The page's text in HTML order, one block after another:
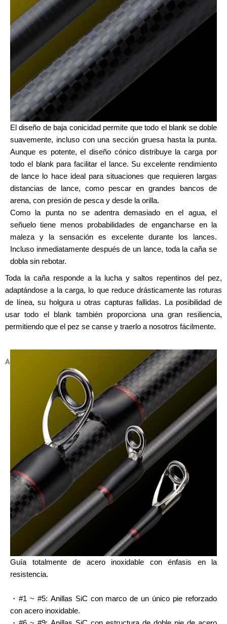
El diseño de baja conicidad permite que todo el blank se doble
suavemente, incluso con una sección gruesa hasta la punta.
Aunque es potente, el diseño cónico distribuye la carga por
todo el blank para facilitar el lance. Su excelente rendimiento
de lance lo hace ideal para situaciones que requieren largas
distancias de lance, como pescar en grandes bancos de
arena, con presión de pesca y desde la orilla.
Como la punta no se adentra demasiado en el agua, el
señuelo tiene menos probabilidades de engancharse en la
maleza y la sensación es excelente durante los lances.
Incluso inmediatamente después de un lance, toda la caña se
dobla sin rebotar.
Toda la caña responde a la lucha y saltos repentinos del pez,
adaptándose a la carga, lo que reduce drásticamente las roturas
de línea, su holgura u otras capturas fallidas. La posibilidad de
usar todo el blank también proporciona una gran resiliencia,
permitiendo que el pez se canse y traerlo a nosotros fácilmente.
ANILLAS
Guía totalmente de acero inoxidable con énfasis en la
resistencia.
・#1 ~ #5: Anillas SiC con marco de un único pie reforzado
con acero inoxidable.